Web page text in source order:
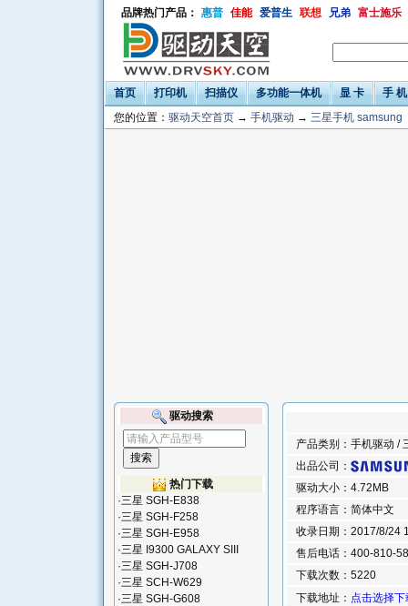
品牌热门产品： 惠普 佳能 爱普生 联想 兄弟 富士施乐
首页 打印机 扫描仪 多功能一体机 显 卡
手 机
您的位置： 驱动天空首页 → 手机驱动 → 三星手机 samsung
产品类别：手机驱动 /
出品公司：
驱动大小：4.72MB
程序语言：简体中文
收录日期：2017/8/24
售后电话：400-810-
下载次数：5220
下载地址： 点击选择
驱动搜索
热门下载
·三星 SGH-E838
·三星 SGH-F258
·三星 SGH-E958
·三星 I9300 GALAXY SIII
·三星 SGH-J708
·三星 SCH-W629
·三星 SGH-G608